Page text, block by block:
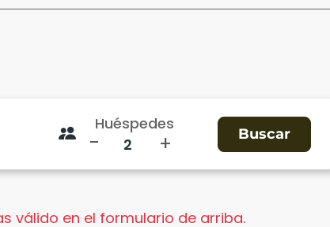
Huéspedes
- +
válido en el formulario de arriba.